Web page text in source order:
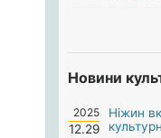
Новини
2025
12.29
Ніжин